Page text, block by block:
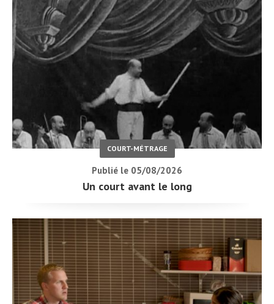
COURT-MÉTRAGE
Publié le 05/08/2026
Un court avant le long